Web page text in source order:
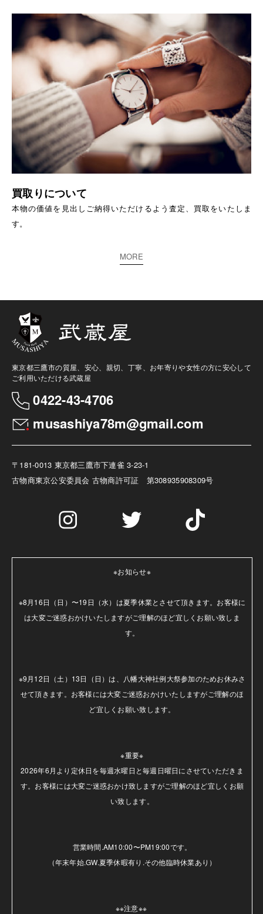
買取りについて
本物の価値を見出しご納得いただけるよう査定、買取をいたしま
す。
MORE
東京都三鷹市の質屋、安心、親切、丁寧、お年寄りや女性の方に安心して
ご利用いただける武蔵屋
0422-43-4706
musashiya78m@gmail.com
〒181-0013 東京都三鷹市下連雀 3-23-1
古物商東京公安委員会 古物商許可証 第308935908309号
※お知らせ※
※8月16日（日）〜19日（水）は夏季休業とさせて頂きます。お客様に
は大変ご迷惑おかけいたしますがご理解のほど宜しくお願い致しま
す。
※9月12日（土）13日（日）は、八幡大神社例大祭参加のためお休みさ
せて頂きます。お客様には大変ご迷惑おかけいたしますがご理解のほ
ど宜しくお願い致します。
※重要※
2026年6月より定休日を毎週水曜日と毎週日曜日にさせていただきま
す。お客様には大変ご迷惑おかけ致しますがご理解のほど宜しくお願
い致します。
営業時間.AM10:00〜PM19:00です。
（年末年始.GW.夏季休暇有り.その他臨時休業あり）
※※注意※※